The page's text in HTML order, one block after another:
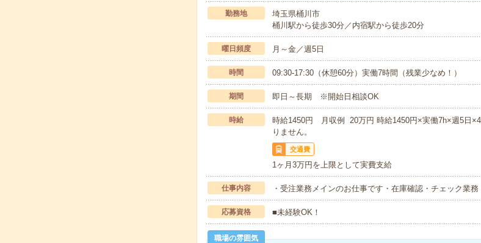
勤務地
埼玉県桶川市
桶川駅から徒歩30分／内宿駅から徒歩20分
曜日頻度 月～金／週5日
時間 09:30-17:30（休憩60分）実働7時間（残業少なめ！）
期間 即日～長期 ※開始日相談OK
時給
時給1450円 月収例 20万円 時給1450円×実働7h×週5日
りません。
交通費
1ヶ月3万円を上限として実費支給
仕事内容 ・受注業務メインのお仕事です・在庫確認・チェック業務
応募資格 ■未経験OK！
職場の雰囲気